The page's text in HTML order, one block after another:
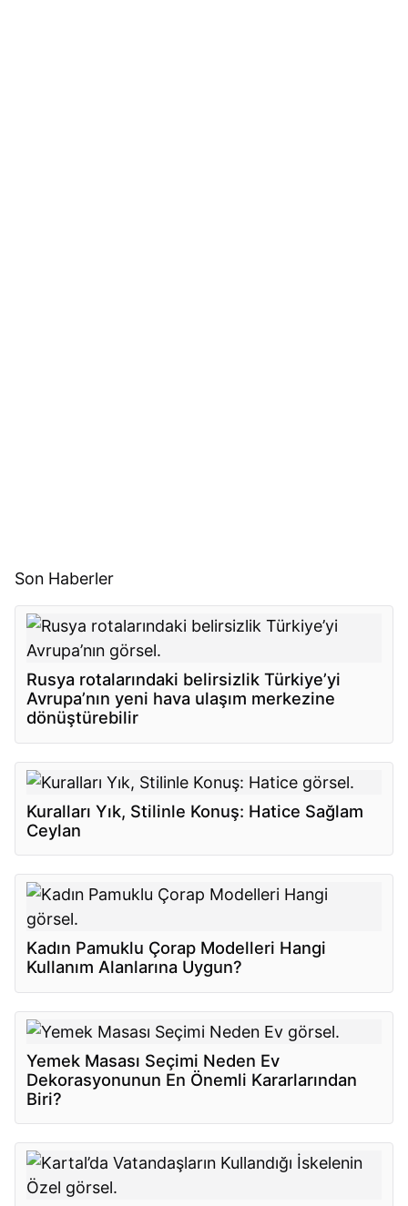
Son Haberler
Rusya rotalarındaki belirsizlik Türkiye’yi
Avrupa’nın yeni hava ulaşım merkezine
dönüştürebilir
Kuralları Yık, Stilinle Konuş: Hatice Sağlam
Ceylan
Kadın Pamuklu Çorap Modelleri Hangi
Kullanım Alanlarına Uygun?
Yemek Masası Seçimi Neden Ev
Dekorasyonunun En Önemli Kararlarından
Biri?